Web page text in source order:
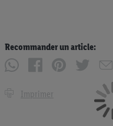
Recommander un article:
Imprimer